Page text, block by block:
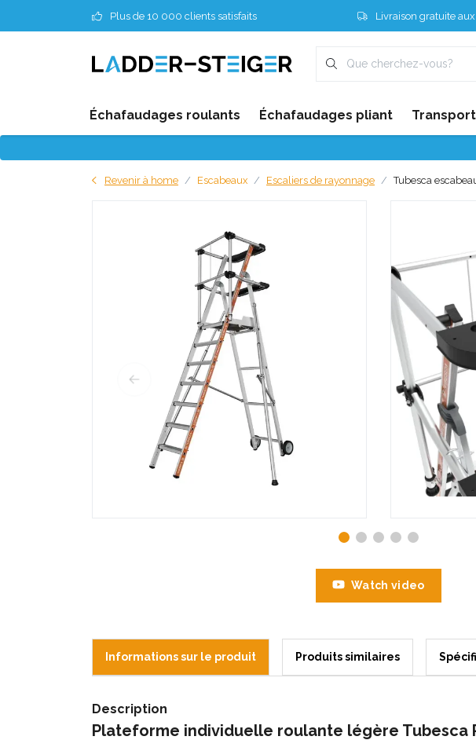
Plus de 10 000 clients satisfaits Livraison gratuite
Échafaudages roulants Échafaudages pliant
Revenir à home Escabeaux Escaliers de rayonnage Tubesca
Watch video
Informations sur le produit Produits similaires
Description
Plateforme individuelle roulante légère Tubesca